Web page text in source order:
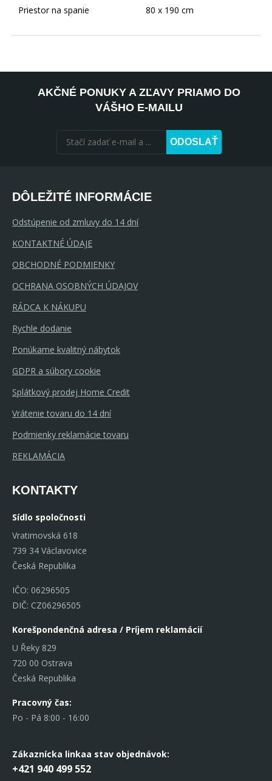
Priestor na spanie 80 x 190 cm
AKČNÉ PONUKY A ZĽAVY PRIAMO DO
VÁŠHO E-MAILU
ODOSLAŤ
DÔLEŽITÉ INFORMÁCIE
Odstúpenie od zmluvy do 14 dní
KONTAKTNÉ ÚDAJE
OBCHODNÉ PODMIENKY
OCHRANA OSOBNÝCH ÚDAJOV
RÁDCA K NÁKUPU
Rychle dodanie
Ponúkame kvalitný nábytok
GDPR a súbory cookie
Splátkový prodej Home Credit
Vrátenie tovaru do 14 dní
Podmienky reklamácie tovaru
REKLAMÁCIA
KONTAKTY
Sídlo spoločnosti
Vratimovská 618
739 34 Václavovice
Česká Republika
IČO: 06296505
DIČ: CZ06296505
Korešpondenčná adresa / Príjem reklamácií
U Řeky 829
720 00 Ostrava
Česká Republika
Pracovný čas:
Po - Pá 8:00 - 16:00
Zákaznícka linkaa stav objednávok:
+421 940 499 552